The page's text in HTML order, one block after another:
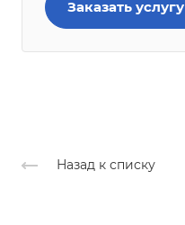
Заказать услугу
Назад к списку